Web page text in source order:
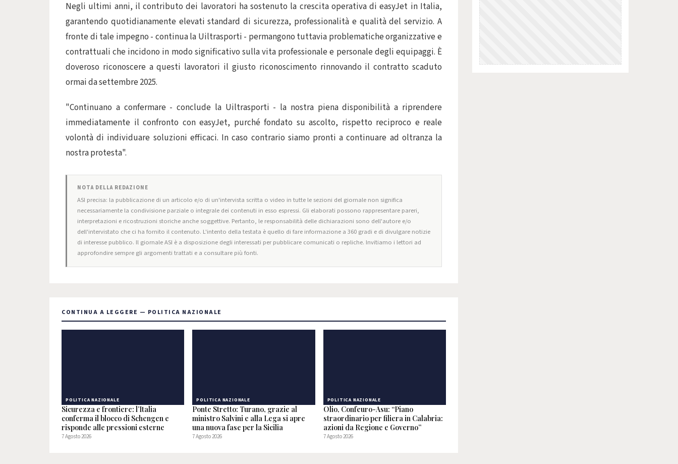
Negli ultimi anni, il contributo dei lavoratori ha sostenuto la crescita operativa di easyJet in Italia,
garantendo quotidianamente elevati standard di sicurezza, professionalità e qualità del servizio. A
fronte di tale impegno - continua la Uiltrasporti - permangono tuttavia problematiche organizzative e
contrattuali che incidono in modo significativo sulla vita professionale e personale degli equipaggi. È
doveroso riconoscere a questi lavoratori il giusto riconoscimento rinnovando il contratto scaduto
ormai da settembre 2025.
"Continuano a confermare - conclude la Uiltrasporti - la nostra piena disponibilità a riprendere
immediatamente il confronto con easyJet, purché fondato su ascolto, rispetto reciproco e reale
volontà di individuare soluzioni efficaci. In caso contrario siamo pronti a continuare ad oltranza la
nostra protesta".
NOTA DELLA REDAZIONE
ASI precisa: la pubblicazione di un articolo e/o di un'intervista scritta o video in tutte le sezioni del giornale non significa
necessariamente la condivisione parziale o integrale dei contenuti in esso espressi. Gli elaborati possono rappresentare pareri,
interpretazioni e ricostruzioni storiche anche soggettive. Pertanto, le responsabilità delle dichiarazioni sono dell'autore e/o
dell'intervistato che ci ha fornito il contenuto. L'intento della testata è quello di fare informazione a 360 gradi e di divulgare notizie
di interesse pubblico. Il giornale ASI è a disposizione degli interessati per pubblicare comunicati o repliche. Invitiamo i lettori ad
approfondire sempre gli argomenti trattati e a consultare più fonti.
CONTINUA A LEGGERE — POLITICA NAZIONALE
POLITICA NAZIONALE
Sicurezza e frontiere: l’Italia
conferma il blocco di Schengen e
risponde alle pressioni esterne
7 Agosto 2026
POLITICA NAZIONALE
Ponte Stretto: Turano, grazie al
ministro Salvini e alla Lega si apre
una nuova fase per la Sicilia
7 Agosto 2026
POLITICA NAZIONALE
Olio, Confeuro-Asu: “Piano
straordinario per filiera in Calabria:
azioni da Regione e Governo”
7 Agosto 2026